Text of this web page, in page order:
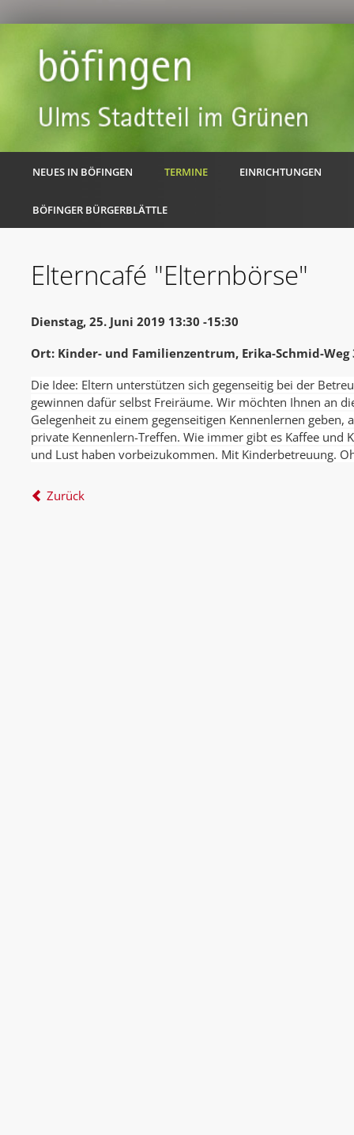
NEUES IN BÖFINGEN TERMINE EINRICHTUNGEN
BÖFINGER BÜRGERBLÄTTLE
Elterncafé "Elternbörse"
Dienstag, 25. Juni 2019 13:30 -15:30
Ort: Kinder- und Familienzentrum, Erika-Schmid-Weg
Die Idee: Eltern unterstützen sich gegenseitig bei der
gewinnen dafür selbst Freiräume. Wir möchten Ihnen an
Gelegenheit zu einem gegenseitigen Kennenlernen geben,
private Kennenlern-Treffen. Wie immer gibt es Kaffee und
und Lust haben vorbeizukommen. Mit Kinderbetreuung.
Zurück